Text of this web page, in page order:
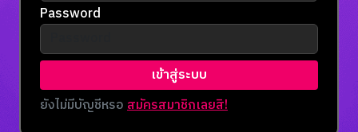
Password
เข้าสู่ระบบ
ยังไม่มีบัญชีหรอสมัครสมาชิกเลยสิ!